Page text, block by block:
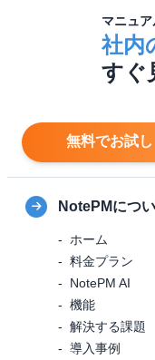
マニュ
社内
すぐ
無料でお試し
NotePMにつ
ホーム
料金プラン
NotePM AI
機能
解決する課題
導入事例